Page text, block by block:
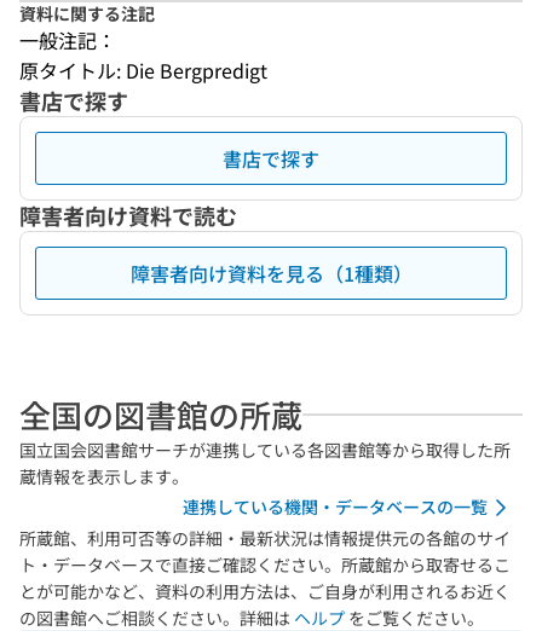
資料に関する注記
一般注記：
原タイトル: Die Bergpredigt
書店で探す
書店で探す
障害者向け資料で読む
障害者向け資料を見る（1種類）
全国の図書館の所蔵
国立国会図書館サーチが連携している各図書館等から取得した所
蔵情報を表示します。
連携している機関・データベースの一覧
所蔵館、利用可否等の詳細・最新状況は情報提供元の各館のサイ
ト・データベースで直接ご確認ください。所蔵館から取寄せるこ
とが可能かなど、資料の利用方法は、ご自身が利用されるお近く
の図書館へご相談ください。詳細は ヘルプ をご覧ください。